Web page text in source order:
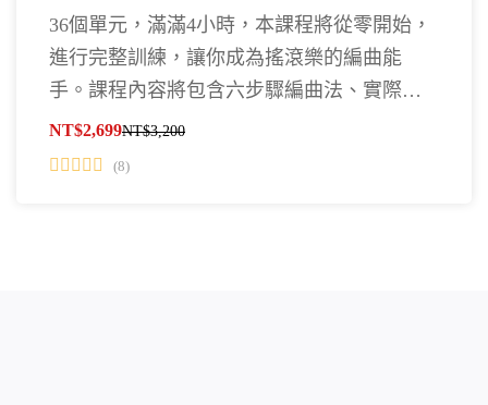
36個單元，滿滿4小時，本課程將從零開始，
進行完整訓練，讓你成為搖滾樂的編曲能
手。課程內容將包含六步驟編曲法、實際的
編曲各部樂器分解、以及實際操作創作搖滾
實例給你看。 由音樂製作課站長阿輝分享他
NT$2,699NT$3,200
(8)